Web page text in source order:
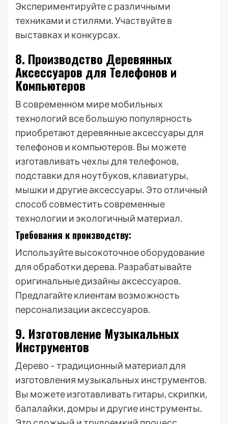
Экспериментируйте с различными
техниками и стилями. Участвуйте в
выставках и конкурсах.
8. Производство Деревянных
Аксессуаров для Телефонов и
Компьютеров
В современном мире мобильных
технологий все большую популярность
приобретают деревянные аксессуары для
телефонов и компьютеров. Вы можете
изготавливать чехлы для телефонов,
подставки для ноутбуков, клавиатуры,
мышки и другие аксессуары. Это отличный
способ совместить современные
технологии и экологичный материал.
Требования к производству:
Используйте высокоточное оборудование
для обработки дерева. Разрабатывайте
оригинальные дизайны аксессуаров.
Предлагайте клиентам возможность
персонализации аксессуаров.
9. Изготовление Музыкальных
Инструментов
Дерево – традиционный материал для
изготовления музыкальных инструментов.
Вы можете изготавливать гитары, скрипки,
балалайки, домры и другие инструменты.